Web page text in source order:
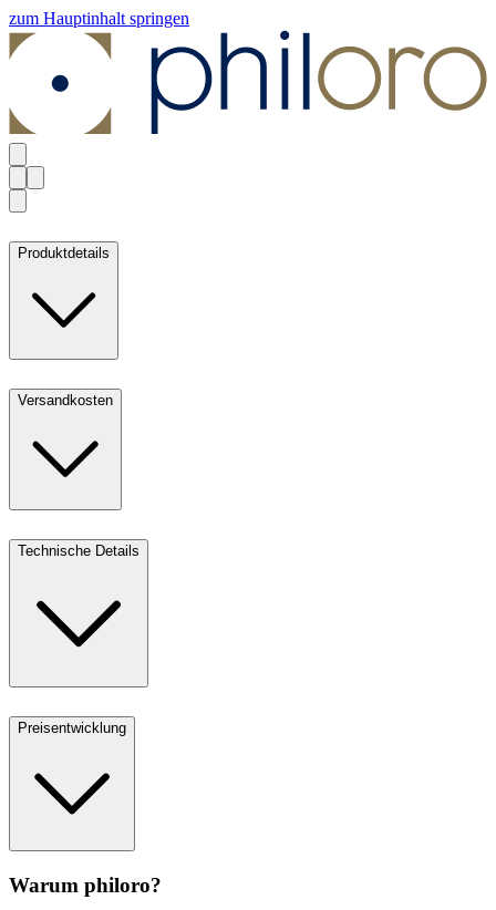
zum Hauptinhalt springen
Produktdetails
Versandkosten
Technische Details
Preisentwicklung
Warum philoro?